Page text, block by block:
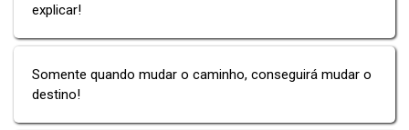
explicar!
Somente quando mudar o caminho, conseguirá mudar o
destino!